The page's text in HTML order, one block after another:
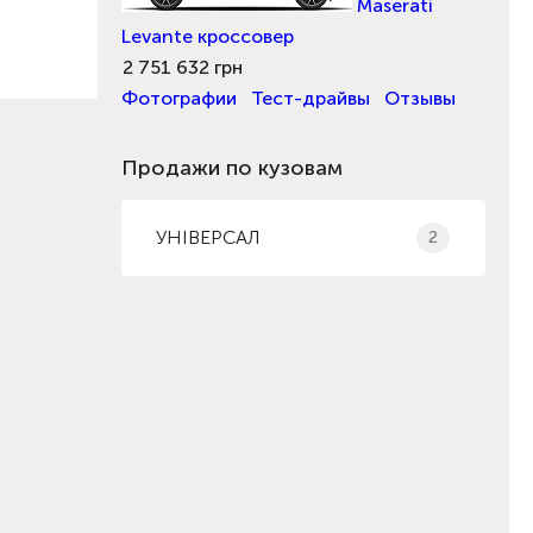
Maserati
Levante кроссовер
2 751 632 грн
Фотографии
Тест-драйвы Отзывы
Продажи по кузовам
УНІВЕРСАЛ 2